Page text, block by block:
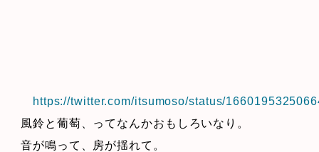
https://twitter.com/itsumoso/status/
風鈴と葡萄、ってなんかおもしろいなり。
音が鳴って、房が揺れて。